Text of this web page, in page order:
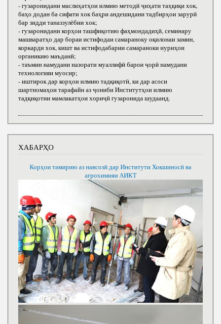
- гузаронидани маслиҳатҳои илмию методӣ ҷиҳати таҳқиқи хок,
баҳо додан ба сифати хок баҳри андешидани тадбирҳои зарурӣ
бар зидди таназзулёбии хок;
- гузаронидани корҳои ташфиқотию фаҳмондадиҳӣ, семинару
машваратҳо дар бораи истифодаи самараноку оқилонаи замин,
коркарди хок, кишт ва истифодабарии самараноки нуриҳои
органикию маъданӣ;
- таъмин намудани назорати муаллифӣ барои ҷорӣ намудани
технологияи муосир;
- иштирок дар корҳои илмию тадқиқотӣ, ки дар асоси
шартномаҳои тарафайн аз ҷониби Институтҳои илмию
тадқиқотии мамлакатҳои хориҷӣ гузаронида шудаанд.
ХАБАРҲО
Корҳои тамирию аз навсозӣ дар Институти Хокшиносӣ ва
агрохимияи АИКТ